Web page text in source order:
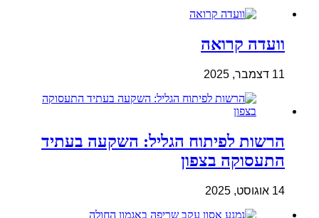
וועדה קרואה
11 דצמבר, 2025
הרשות לפיתוח הגליל: השקעה בעתיד
התעסוקה בצפון
14 אוגוסט, 2025